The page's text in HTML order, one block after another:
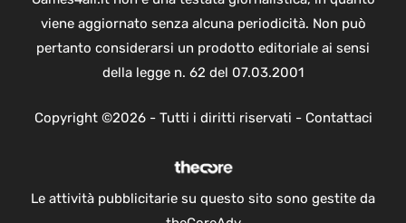
viene aggiornato senza alcuna periodicità. Non può
pertanto considerarsi un prodotto editoriale ai sensi
della legge n. 62 del 07.03.2001
Copyright ©2026 - Tutti i diritti riservati - Contattaci
Le attività pubblicitarie su questo sito sono gestite da